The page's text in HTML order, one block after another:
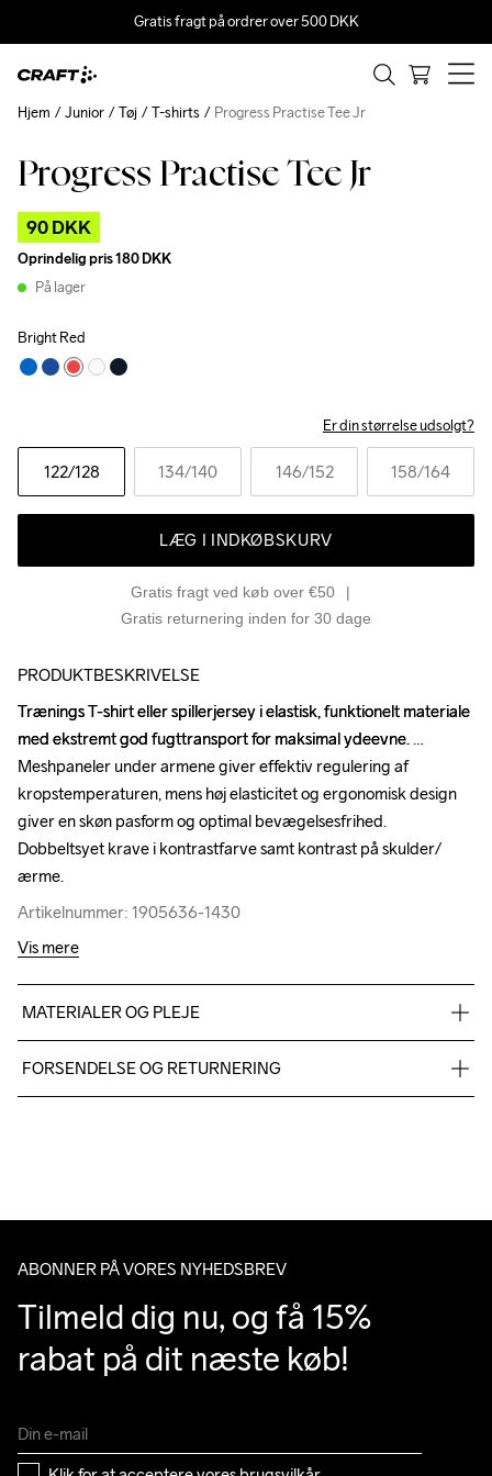
Gratis fragt på ordrer over 500 DKK
Progress Practise Tee Jr
90 DKK
Oprindelig pris180 DKK
På lager
Bright Red
Er din størrelse udsolgt?
122/128 134/140 146/152 158/164
LÆG I INDKØBSKURV
Gratis fragt ved køb over €50
Gratis returnering inden for 30 dage
Hjem Junior Tøj T-shirts Progress Practise Tee Jr
Outlet
PRODUKTBESKRIVELSE
Trænings T-shirt eller spillerjersey i elastisk, funktionelt materiale
med ekstremt god fugttransport for maksimal ydeevne.
Meshpaneler under armene giver effektiv regulering af
kropstemperaturen, mens høj elasticitet og ergonomisk design
giver en skøn pasform og optimal bevægelsesfrihed.
Dobbeltsyet krave i kontrastfarve samt kontrast på skulder/
ærme.
Artikelnummer: 1905636-1430
Trænings T-shirt eller spillerjersey i elastisk, funktionelt materiale
med ekstremt god fugttransport for maksimal ydeevne.
Meshpaneler under armene giver effektiv regulering af
kropstemperaturen, mens høj elasticitet og ergonomisk design
giver en skøn pasform og optimal bevægelsesfrihed.
Dobbeltsyet krave i kontrastfarve samt kontrast på skulder/
ærme.
Artikelnummer: 1905636-1430
Vis mere
MATERIALER OG PLEJE
FORSENDELSE OG RETURNERING
ABONNER PÅ VORES NYHEDSBREV
Tilmeld dig nu, og få 15%
rabat på dit næste køb!